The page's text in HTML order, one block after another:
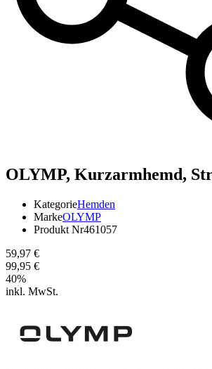
OLYMP, Kurzarmhemd,
KategorieHemden
MarkeOLYMP
Produkt Nr461057
59,97 €
99,95 €
40%
inkl. MwSt.